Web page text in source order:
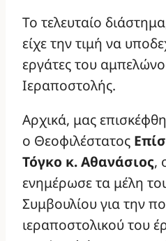
Το τελευταίο
είχε την τιμή να
εργάτες του
Ιεραποστολής.
Αρχικά, μας
ο Θεοφιλέστατος
Τόγκο κ. Αθανάσιος,
ενημέρωσε τα μέλη
Συμβουλίου για την
ιεραποστολικού του